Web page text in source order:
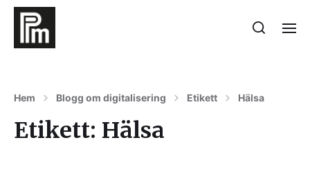
Hem Blogg om digitalisering Etikett Hälsa
Etikett: Hälsa